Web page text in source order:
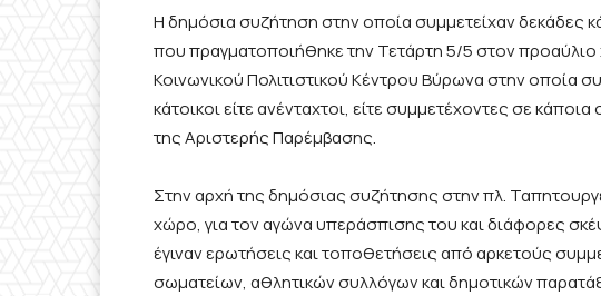
Η δημόσια συζήτηση στην οποία συμμετείχαν δεκάδες
που πραγματοποιήθηκε την Τετάρτη 5/5 στον
Κοινωνικού Πολιτιστικού Κέντρου Βύρωνα στην οποία
κάτοικοι είτε ανένταχτοι, είτε συμμετέχοντες σε
της Αριστερής Παρέμβασης.
Στην αρχή της δημόσιας συζήτησης στην πλ.
χώρο, για τον αγώνα υπεράσπισης του και διάφορες
έγιναν ερωτήσεις και τοποθετήσεις από αρκετούς
σωματείων, αθλητικών συλλόγων και δημοτικών